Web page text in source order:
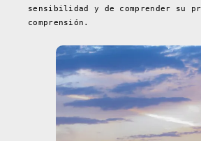
sensibilidad y de comprender su
comprensión.